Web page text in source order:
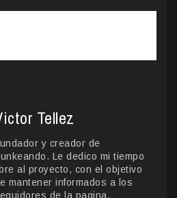
Tellez
y creador de
Le dedico mi tiempo
al proyecto, con el objetivo
mantener informados a los
de la pagina.